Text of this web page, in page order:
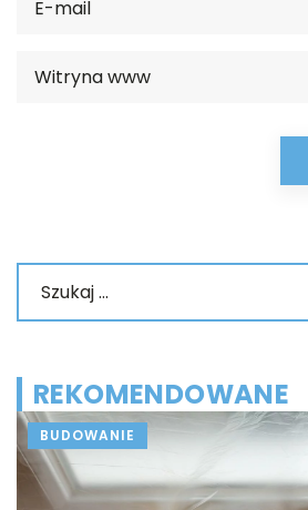
REKOMENDOWANE
BUDOWANIE